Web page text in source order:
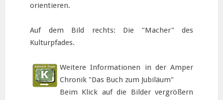
orientieren.
Auf dem Bild rechts: Die "Macher" des
Kulturpfades.
Weitere Informationen in der Amper
Chronik "Das Buch zum Jubiläum"
Beim Klick auf die Bilder vergrößern